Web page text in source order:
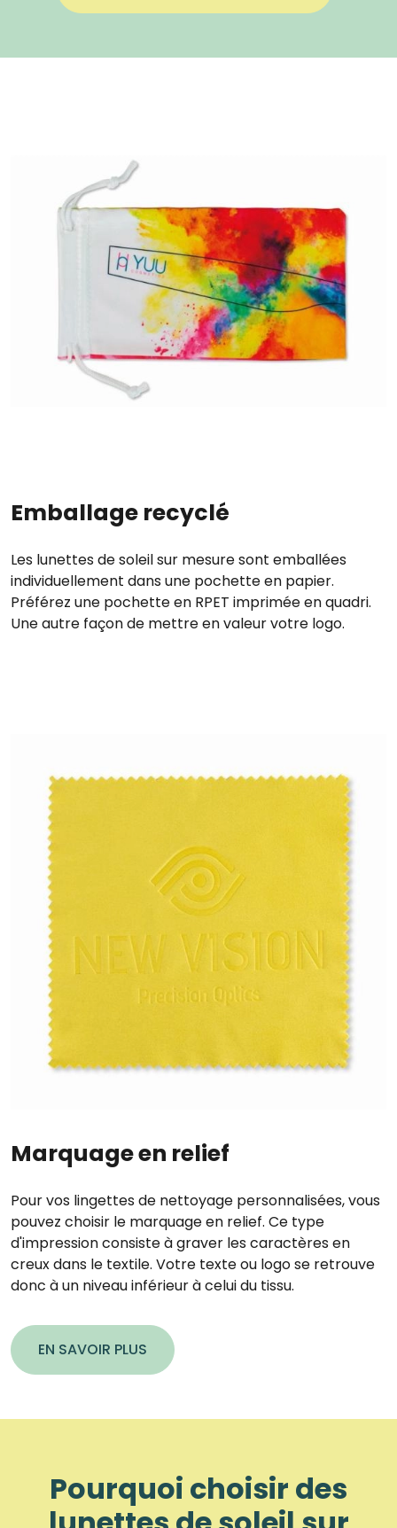
Emballage recyclé
Les lunettes de soleil sur mesure sont emballées
individuellement dans une pochette en papier.
Préférez une pochette en RPET imprimée en quadri.
Une autre façon de mettre en valeur votre logo.
Marquage en relief
Pour vos lingettes de nettoyage personnalisées, vous
pouvez choisir le marquage en relief. Ce type
d'impression consiste à graver les caractères en
creux dans le textile. Votre texte ou logo se retrouve
donc à un niveau inférieur à celui du tissu.
EN SAVOIR PLUS
Pourquoi choisir des